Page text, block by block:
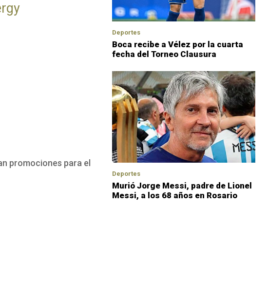
promociones para el
Deportes
Boca recibe a Vélez por la cuarta
fecha del Torneo Clausura
Deportes
Murió Jorge Messi, padre de Lionel
Messi, a los 68 años en Rosario